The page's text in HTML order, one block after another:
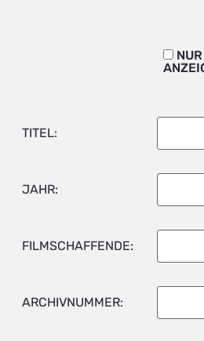
TITEL:
JAHR:
FILMSCHAFFENDE:
ARCHIVNUMMER: